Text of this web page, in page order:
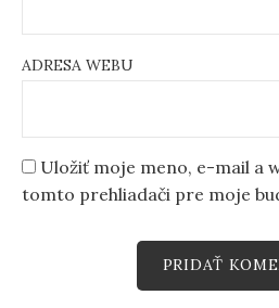
ADRESA WEBU
Uložiť moje meno, e-mail a
tomto prehliadači pre moje